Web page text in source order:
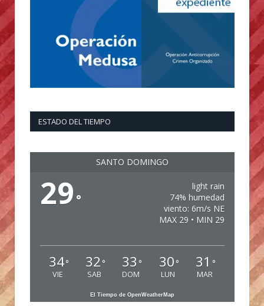
ESTADO DEL TIEMPO
SANTO DOMINGO
29 °
light rain
74% humedad
viento: 6m/s NE
MAX 29 • MIN 29
34°
VIE
32 °
SAB
33 °
DOM
30 °
LUN
31 °
MAR
El Tiempo de OpenWeatherMap